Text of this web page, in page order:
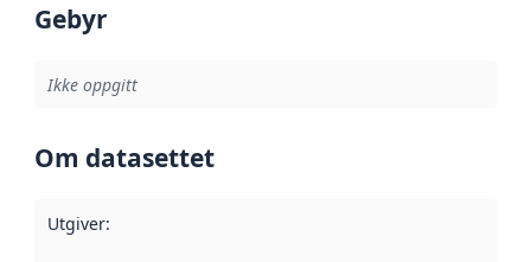
Gebyr
Ikke oppgitt
Om datasettet
Utgiver: